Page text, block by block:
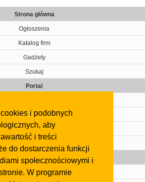
i podobnych
aby
i treści
do dostarczenia funkcji
społecznościowymi i
W programie
Strona główna
Ogłoszenia
Katalog firm
Gadżety
Szukaj
Portal
Kontakt
Regulamin
Gazeta
Olkusz